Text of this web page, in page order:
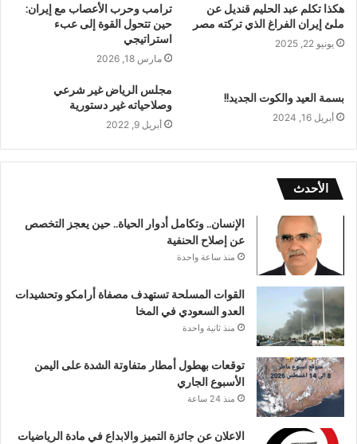
هكذا تكلم عبد الحليم قنديل عن
ملئ إيران الفراغ الذي تركته مصر
يونيو 22, 2025
ترامب وحرب الأعصاب مع إيران:
حين تتحول القوة إلى عبء
استراتيجي
مارس 18, 2026
بسمة العيد والكوت الجديد!!
أبريل 16, 2024
مجلس الرياض غير شرعي
وصلاحياته غير دستورية
أبريل 9, 2022
الأحدث
الإنسان.. وتكامل أدوار الحياة.. حين يعجز التخصص
عن إصلاح الحنفية
منذ ساعة واحدة
القوات المسلحة تستهدف مصفاة أرامكو وتحشيدات
العدو السعودي في المخا
منذ ثانية واحدة
توقعات بهطول أمطار متفاوتة الشدة على اليمن
الأسبوع الجاري
منذ 24 ساعة
الاعلان عن جائزة التميز والابداع في مادة الرياضيات